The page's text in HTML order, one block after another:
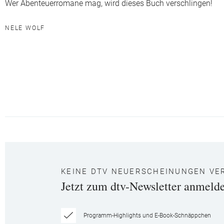
Wer Abenteuerromane mag, wird dieses Buch verschlingen!
NELE WOLF
KEINE DTV NEUERSCHEINUNGEN
Jetzt zum dtv-Newsletter
Programm-Highlights und E-Book-Schnäppchen